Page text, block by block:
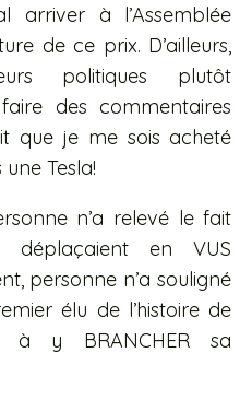
à l’Assemblée
de ce prix. D’ailleurs,
politiques plutôt
des commentaires
que je me sois acheté
Tesla!
n’a relevé le fait
déplaçaient en VUS
personne n’a souligné
élu de l’histoire de
à y BRANCHER sa